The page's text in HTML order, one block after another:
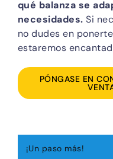
qué balanza se
necesidades. Si
no dudes en
estaremos
PÓNGASE EN
¡Un paso más!